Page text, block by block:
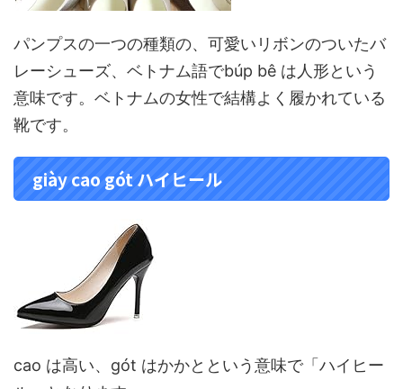
パンプスの一つの種類の、可愛いリボンのついたバ
レーシューズ、ベトナム語でbúp bê は人形という
意味です。ベトナムの女性で結構よく履かれている
靴です。
giày cao gót ハイヒール
cao は高い、gót はかかとという意味で「ハイヒー